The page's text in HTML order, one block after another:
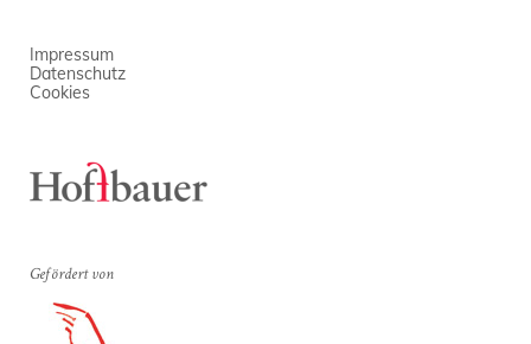
Impressum
Datenschutz
Cookies
Gefördert von